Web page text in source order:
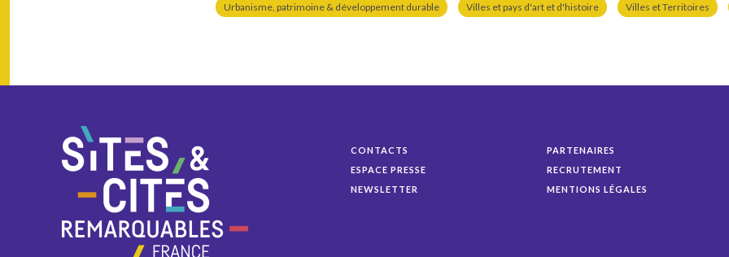
Urbanisme, patrimoine & développement durable Villes et pays d'art et d'histoire Villes et Territoires
CONTACTS
ESPACE PRESSE
NEWSLETTER
PARTENAIRES
RECRUTEMENT
MENTIONS LÉGALES